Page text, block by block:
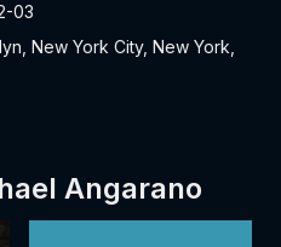
03
New York City, New York,
Angarano